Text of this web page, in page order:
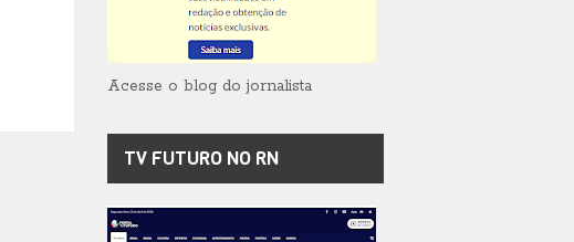
Acesse o blog do jornalista
TV FUTURO NO RN